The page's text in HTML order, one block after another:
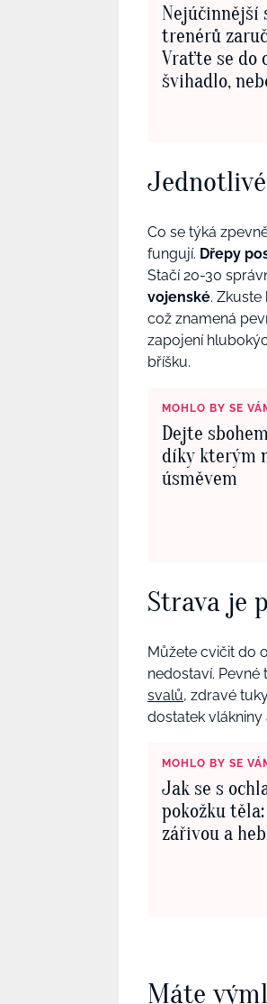
Nejúčinnější
trenérů
Vraťte se do
švihadlo,
Co se týká
fungují. Dřepy
Stačí 20-30
vojenské.
což znamená
zapojení
bříšku.
MOHLO BY SE
Dejte
díky kterým
úsměvem
Strava je
Můžete cvičit do
nedostaví.
svalů, zdravé
dostatek vlákniny
MOHLO BY SE
Jak se s
pokožku
zářivou a
Máte